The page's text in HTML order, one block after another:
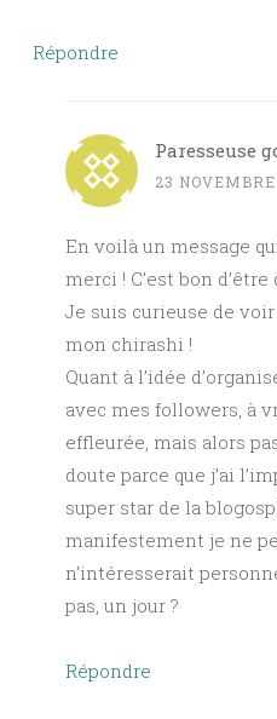
Répondre
Paresseuse
23
En voilà un message
merci ! C’est bon
Je suis curieuse de
mon chirashi !
Quant à l’idée
avec mes followers, à
effleurée, mais alors
doute parce que j’ai
super star de la
manifestement je ne
n’intéresserait
pas, un jour ?
Répondre